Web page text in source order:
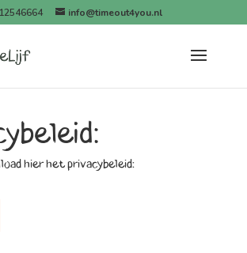
info@timeout4you.nl
hier het privacybeleid: